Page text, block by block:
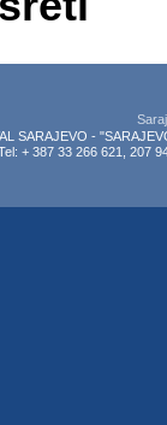
SARAJEVO -
+ 387 33 266 621, 207